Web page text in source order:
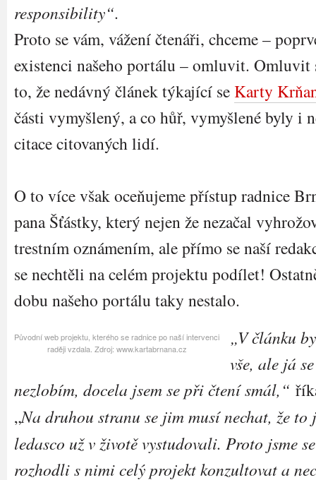
responsibility“.
Proto se vám, vážení čtenáři, chceme –
existenci našeho portálu – omluvit. Omluvit
to, že nedávný článek týkající seKarty
části vymyšlený, a co hůř, vymyšlené byly i
citace citovaných lidí.
O to více však oceňujeme přístup radnice
pana Šťástky, který nejen že nezačal
trestním oznámením, ale přímo se naší
se nechtěli na celém projektu podílet!
dobu našeho portálu taky nestalo.
Původní web projektu, kterého se radnice po naší intervenci
raději vzdala. Zdroj: www.kartabrnana.cz
„V článku
vše, ale já
nezlobím, docela jsem se při čtení smál,“
„Na druhou stranu se jim musí nechat, že
ledasco už v životě vystudovali. Proto jsme
rozhodli s nimi celý projekt konzultovat a